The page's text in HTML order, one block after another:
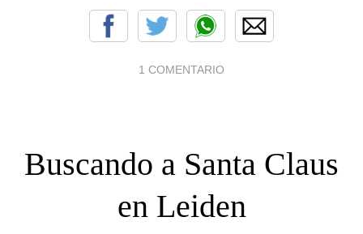
1 COMENTARIO
Buscando a Santa Claus
en Leiden